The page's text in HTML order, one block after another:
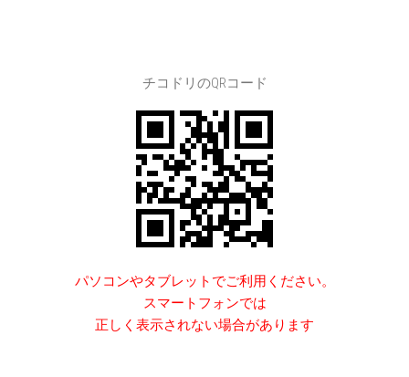
チコドリのQRコード
パソコンやタブレットでご利用ください。
スマートフォンでは
正しく表示されない場合があります